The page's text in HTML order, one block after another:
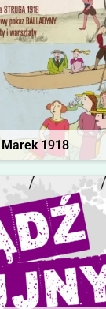
1918